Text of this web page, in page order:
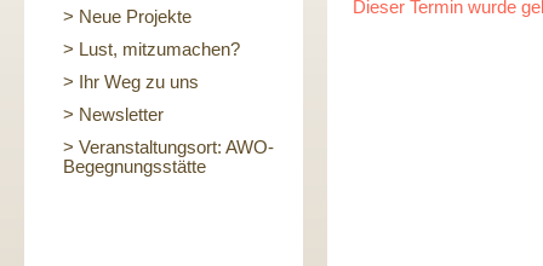
> Neue Projekte
> Lust, mitzumachen?
> Ihr Weg zu uns
> Newsletter
> Veranstaltungsort: AWO-
Begegnungsstätte
Dieser Termin wurde